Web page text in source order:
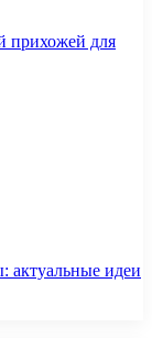
прихожей для
актуальные идеи